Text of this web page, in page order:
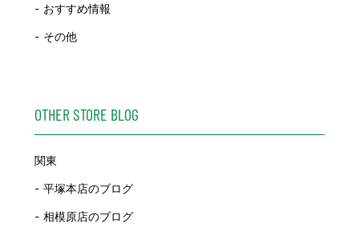
おすすめ情報
その他
OTHER STORE BLOG
関東
平塚本店のブログ
相模原店のブログ